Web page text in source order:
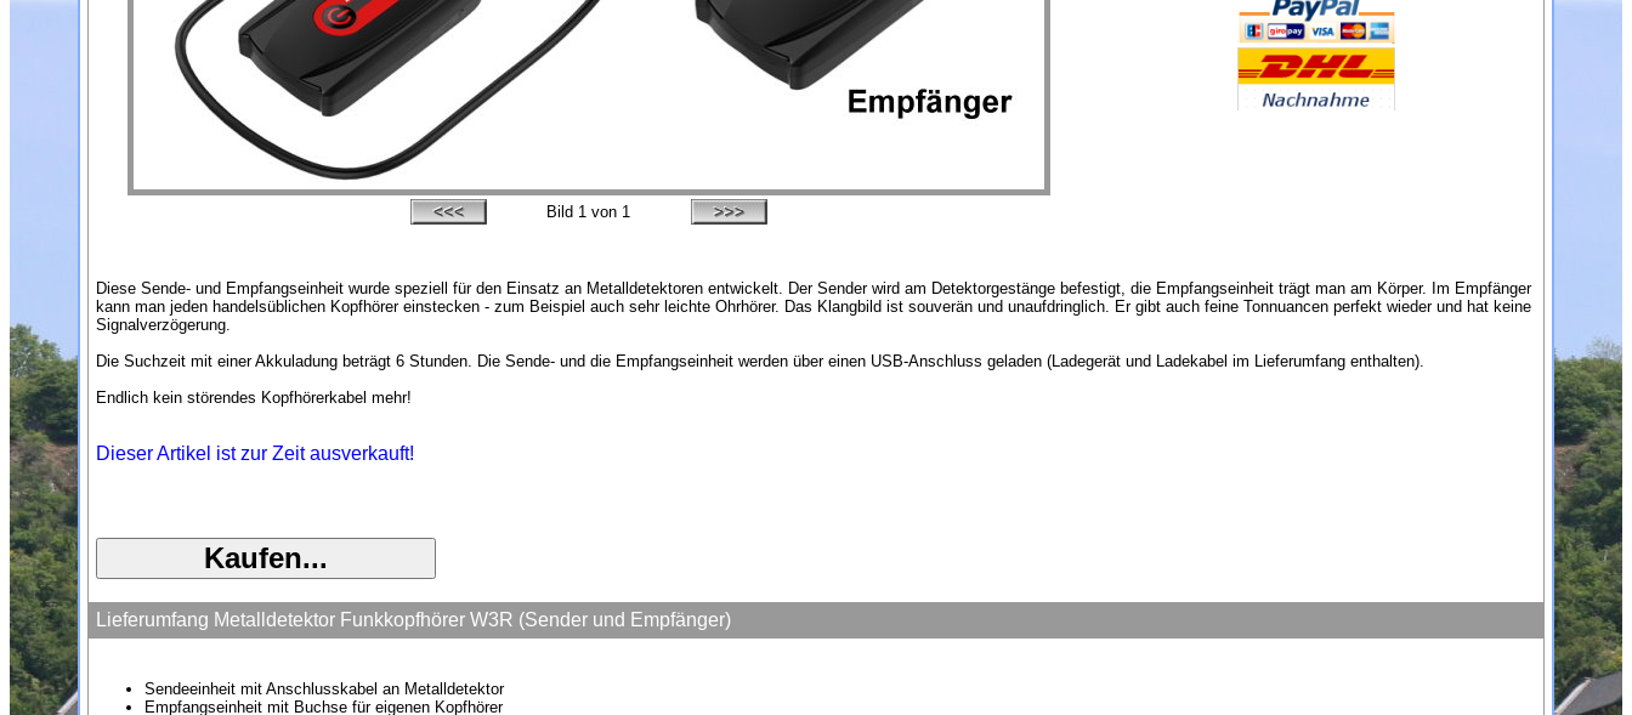
Bild 1 von 1
Diese Sende- und Empfangseinheit wurde speziell für den Einsatz an Metalldetektoren entwickelt. Der Sender wird am Detektorgestänge befestigt, die Empfangseinheit trägt man am Körper. Im Empfänger
kann man jeden handelsüblichen Kopfhörer einstecken - zum Beispiel auch sehr leichte Ohrhörer. Das Klangbild ist souverän und unaufdringlich. Er gibt auch feine Tonnuancen perfekt wieder und hat keine
Signalverzögerung.
Die Suchzeit mit einer Akkuladung beträgt 6 Stunden. Die Sende- und die Empfangseinheit werden über einen USB-Anschluss geladen (Ladegerät und Ladekabel im Lieferumfang enthalten).
Endlich kein störendes Kopfhörerkabel mehr!
Dieser Artikel ist zur Zeit ausverkauft!
Lieferumfang Metalldetektor Funkkopfhörer W3R (Sender und Empfänger)
Sendeeinheit mit Anschlusskabel an Metalldetektor
Empfangseinheit mit Buchse für eigenen Kopfhörer